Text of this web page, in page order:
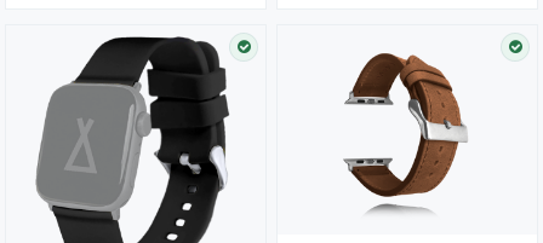
SKLADEM